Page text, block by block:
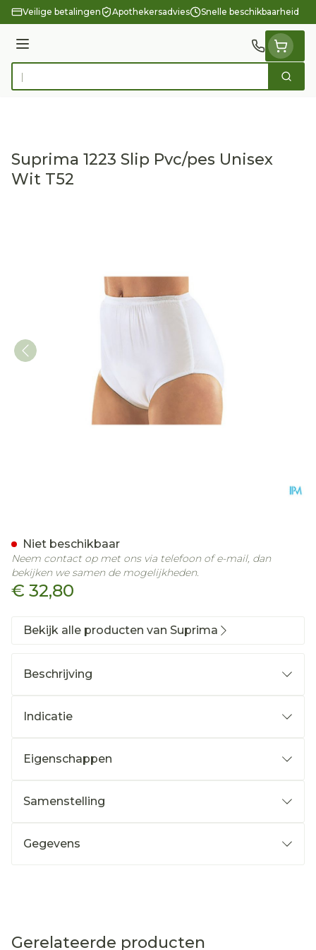
Ga naar de inhoud
Veilige betalingen Apothekersadvies Snelle beschikbaarheid
Menu
Product, merk, categorie... Zoek
Suprima 1223 Slip Pvc/pes Unisex
Wit T52
€ 32,80
Niet beschikbaar
Neem contact op met ons via telefoon of e-mail, dan
bekijken we samen de mogelijkheden.
Bekijk alle producten van Suprima
Beschrijving
Indicatie
Eigenschappen
Samenstelling
Gegevens
Gerelateerde producten